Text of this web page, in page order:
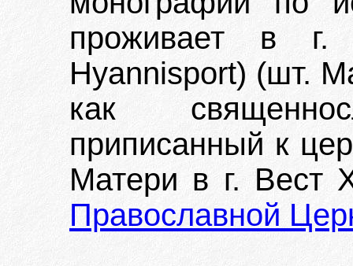
проживает в г.
Hyannisport) (шт.
как
приписанный к
Матери в г. Вест
Православной